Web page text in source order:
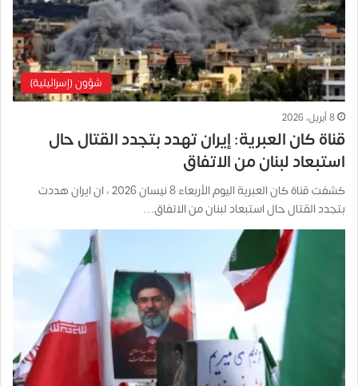
شؤون (إسرائيلية)
8 أبريل، 2026
قناة كان العبرية: إيران تهدد بتجدد القتال حال
استبعاد لبنان من الاتفاق
كشفت قناة كان العبرية اليوم الأربعاء 8 نيسان 2026 ، ان ايران هددت
بتجدد القتال حال استبعاد لبنان من الاتفاق…